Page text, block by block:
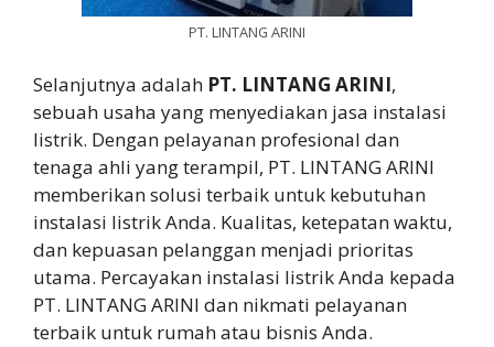
PT. LINTANG ARINI
Selanjutnya adalah PT. LINTANG ARINI,
sebuah usaha yang menyediakan jasa instalasi
listrik. Dengan pelayanan profesional dan
tenaga ahli yang terampil, PT. LINTANG ARINI
memberikan solusi terbaik untuk kebutuhan
instalasi listrik Anda. Kualitas, ketepatan waktu,
dan kepuasan pelanggan menjadi prioritas
utama. Percayakan instalasi listrik Anda kepada
PT. LINTANG ARINI dan nikmati pelayanan
terbaik untuk rumah atau bisnis Anda.